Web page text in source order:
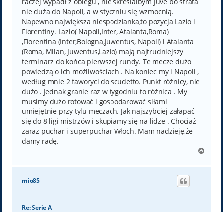
nie duża do Napoli, a w styczniu się wzmocnią.
Napewno największa niespodzianka,to pozycja Lazio i
Fiorentiny. Lazio( Napoli,Inter, Atalanta,Roma)
,Fiorentina (Inter,Bologna,Juwentus, Napoli) i Atalanta
(Roma, Milan, Juwentus,Lazio) mają najtrudniejszy
terminarz do końca pierwszej rundy. Te mecze dużo
powiedzą o ich możliwościach . Na koniec my i Napoli ,
według mnie 2 faworyci do scudetto. Punkt różnicy, nie
dużo . Jednak granie raz w tygodniu to różnica . My
musimy dużo rotować i gospodarować siłami
umiejętnie przy tylu meczach. Jak najszybciej załapać
się do 8 ligi mistrzów i skupiamy się na lidze . Chociaż
zaraz puchar i superpuchar Włoch. Mam nadzieję,że
damy radę.
g
mio85
Re: Serie A